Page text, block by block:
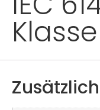
Klasse